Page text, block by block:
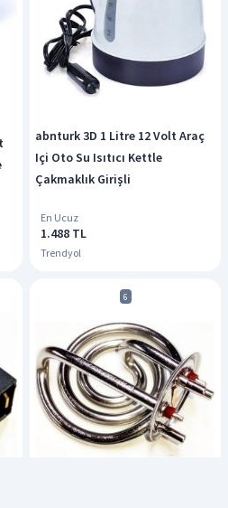
abnturk 3D 1 Litre 12 Volt Araç
Içi Oto Su Isıtıcı Kettle
Çakmaklık Girişli
En Ucuz
1.488 TL
Trendyol
6